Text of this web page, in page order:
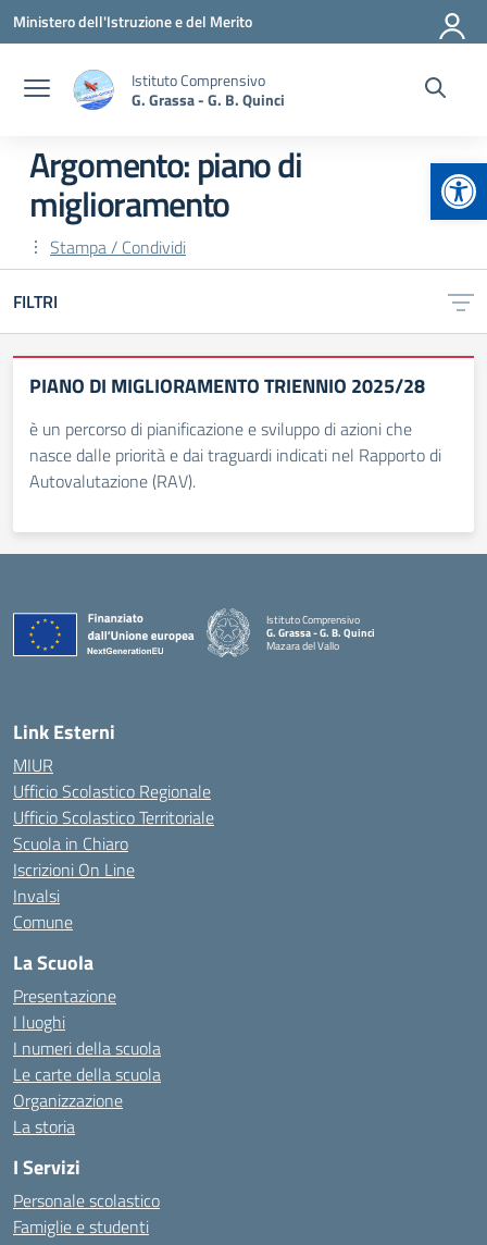
Vai ai contenuti
Vai al menu di navigazione
Vai al footer
Ministero dell'Istruzione e del Merito
Istituto Comprensivo
G. Grassa - G. B. Quinci
Argomento: piano di
miglioramento
Stampa / Condividi
FILTRI
PIANO DI MIGLIORAMENTO TRIENNIO 2025/28
è un percorso di pianificazione e sviluppo di azioni che
nasce dalle priorità e dai traguardi indicati nel Rapporto di
Autovalutazione (RAV).
Istituto Comprensivo
G. Grassa - G. B. Quinci
Mazara del Vallo
Link Esterni
MIUR
Ufficio Scolastico Regionale
Ufficio Scolastico Territoriale
Scuola in Chiaro
Iscrizioni On Line
Invalsi
Comune
La Scuola
Presentazione
I luoghi
I numeri della scuola
Le carte della scuola
Organizzazione
La storia
I Servizi
Personale scolastico
Famiglie e studenti